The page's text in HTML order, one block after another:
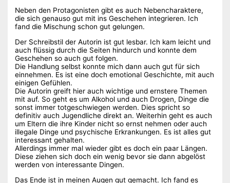
Neben den Protagonisten gibt es auch Nebencharaktere,
die sich genauso gut mit ins Geschehen integrieren. Ich
fand die Mischung schon gut gelungen.
Der Schreibstil der Autorin ist gut lesbar. Ich kam leicht und
auch flüssig durch die Seiten hindurch und konnte dem
Geschehen so auch gut folgen.
Die Handlung selbst konnte mich dann auch gut für sich
einnehmen. Es ist eine doch emotional Geschichte, mit auch
einigen Gefühlen.
Die Autorin greift hier auch wichtige und ernstere Themen
mit auf. So geht es um Alkohol und auch Drogen, Dinge die
sonst immer totgeschwiegen werden. Dies spricht so
definitiv auch Jugendliche direkt an. Weiterhin geht es auch
um Eltern die ihre Kinder nicht so ernst nehmen oder auch
illegale Dinge und psychische Erkrankungen. Es ist alles gut
interessant gehalten.
Allerdings immer mal wieder gibt es doch ein paar Längen.
Diese ziehen sich doch ein wenig bevor sie dann abgelöst
werden von interessante Dingen.
Das Ende ist in meinen Augen gut gemacht. Ich fand es